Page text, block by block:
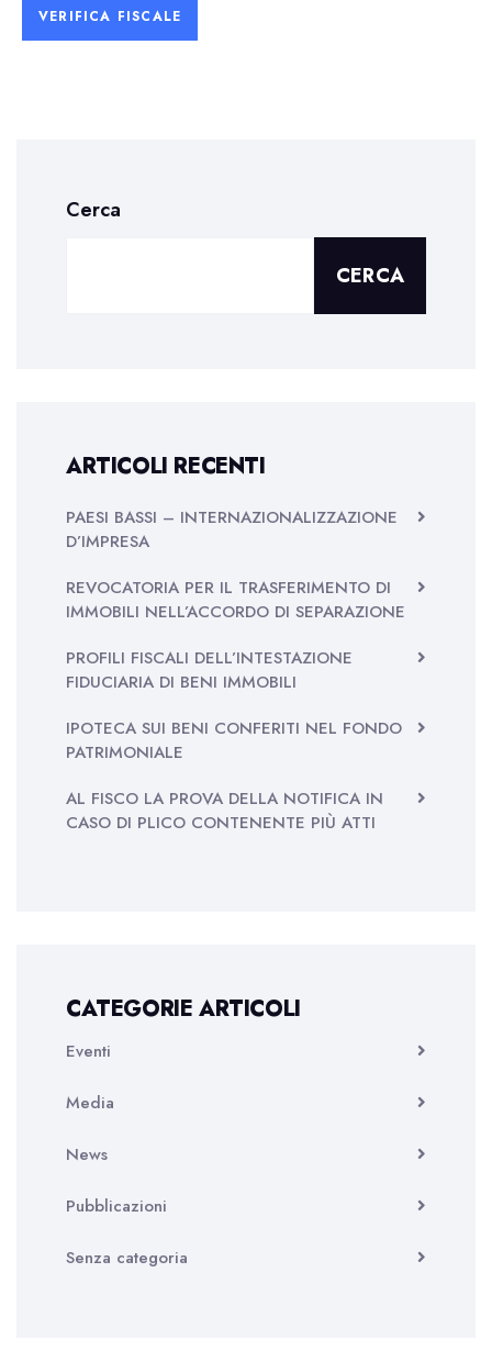
VERIFICA FISCALE
Cerca
CERCA
ARTICOLI RECENTI
PAESI BASSI – INTERNAZIONALIZZAZIONE
D’IMPRESA
REVOCATORIA PER IL TRASFERIMENTO DI
IMMOBILI NELL’ACCORDO DI SEPARAZIONE
PROFILI FISCALI DELL’INTESTAZIONE
FIDUCIARIA DI BENI IMMOBILI
IPOTECA SUI BENI CONFERITI NEL FONDO
PATRIMONIALE
AL FISCO LA PROVA DELLA NOTIFICA IN
CASO DI PLICO CONTENENTE PIÙ ATTI
CATEGORIE ARTICOLI
Eventi
Media
News
Pubblicazioni
Senza categoria